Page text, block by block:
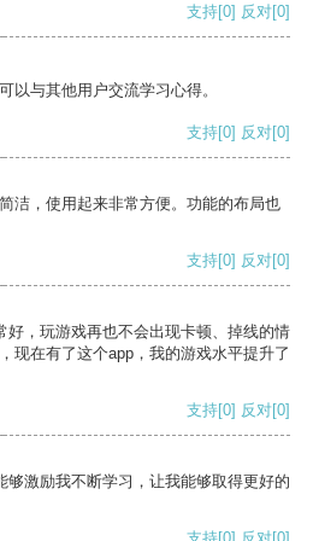
支持[0] 反对[0]
以与其他用户交流学习心得。
支持[0] 反对[0]
洁，使用起来非常方便。功能的布局也
支持[0] 反对[0]
好，玩游戏再也不会出现卡顿、掉线的情
现在有了这个app，我的游戏水平提升了
支持[0] 反对[0]
够激励我不断学习，让我能够取得更好的